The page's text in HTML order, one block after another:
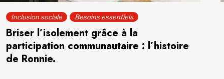
Inclusion sociale Besoins essentiels
Briser l’isolement grâce à la
participation communautaire : l’histoire
de Ronnie.